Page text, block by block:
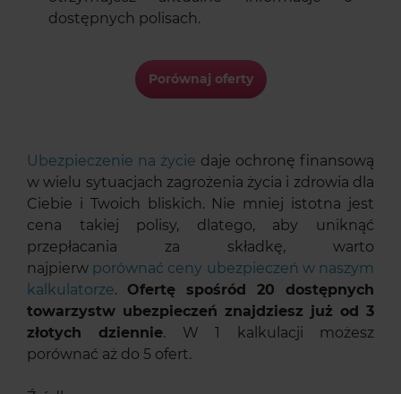
dostępnych polisach.
Porównaj oferty
Ubezpieczenie na życie daje ochronę finansową
w wielu sytuacjach zagrożenia życia i zdrowia dla
Ciebie i Twoich bliskich. Nie mniej istotna jest
cena takiej polisy, dlatego, aby uniknąć
przepłacania za składkę, warto
najpierw porównać ceny ubezpieczeń w naszym
kalkulatorze. Ofertę spośród 20 dostępnych
towarzystw ubezpieczeń znajdziesz już od 3
złotych dziennie. W 1 kalkulacji możesz
porównać aż do 5 ofert.